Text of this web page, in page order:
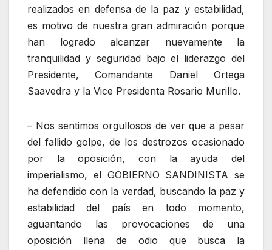
realizados en defensa de la paz y estabilidad,
es motivo de nuestra gran admiración porque
han logrado alcanzar nuevamente la
tranquilidad y seguridad bajo el liderazgo del
Presidente, Comandante Daniel Ortega
Saavedra y la Vice Presidenta Rosario Murillo.
– Nos sentimos orgullosos de ver que a pesar
del fallido golpe, de los destrozos ocasionado
por la oposición, con la ayuda del
imperialismo, el GOBIERNO SANDINISTA se
ha defendido con la verdad, buscando la paz y
estabilidad del país en todo momento,
aguantando las provocaciones de una
oposición llena de odio que busca la